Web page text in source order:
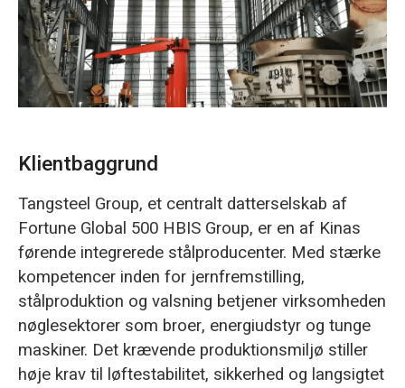
Klientbaggrund
Tangsteel Group, et centralt datterselskab af
Fortune Global 500 HBIS Group, er en af Kinas
førende integrerede stålproducenter. Med stærke
kompetencer inden for jernfremstilling,
stålproduktion og valsning betjener virksomheden
nøglesektorer som broer, energiudstyr og tunge
maskiner. Det krævende produktionsmiljø stiller
høje krav til løftestabilitet, sikkerhed og langsigtet